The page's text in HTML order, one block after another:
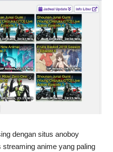
dengan situs anoboy
anime yang paling